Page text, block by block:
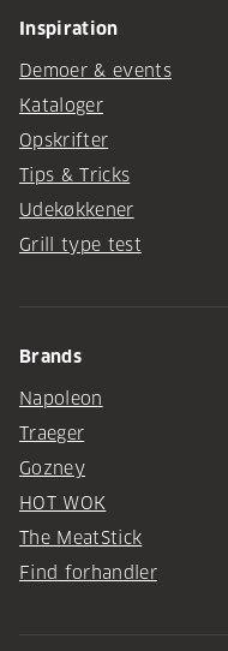
Inspiration
Demoer & events
Kataloger
Opskrifter
Tips & Tricks
Udekøkkener
Grill type test
Brands
Napoleon
Traeger
Gozney
HOT WOK
The MeatStick
Find forhandler